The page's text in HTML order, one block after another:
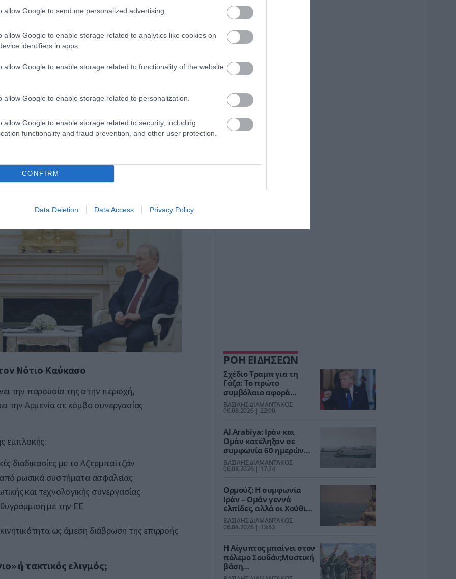
allow Google to send me personalized advertising.
allow Google to enable storage related to analytics like cookies on
identifiers in apps.
allow Google to enable storage related to functionality of the website
allow Google to enable storage related to personalization.
allow Google to enable storage related to security, including
functionality and fraud prevention, and other user protection.
CONFIRM
Data Deletion Data Access Privacy Policy
έχει βαθιές ρίζες. Η αποτυχία της
αξιόπιστος εγγυητής ασφάλειας στον πόλεμο
συνδυασμό με την ενίσχυση των σχέσεων
Ένωση, έχει οδηγήσει σε ραγδαία
της πορείας.
πλέον προς μια σταδιακή απεξάρτηση
σε ευρωπαϊκές δομές ασφάλειας και
μετατόπιση αυτή δεν είναι απλώς
αναδιάταξη ενός κράτους που επί
του ρωσικού γεωπολιτικού “μαλακού
Νότιο Καύκασο
την παρουσία της στην περιοχή,
την Αρμενία σε κόμβο συνεργασίας
εμπλοκής:
διαδικασίες με το Αζερμπαϊτζάν
ρωσικά συστήματα ασφαλείας
και τεχνολογικής συνεργασίας
με την ΕΕ
ως άμεση διάβρωση της επιρροής
ή τακτικός ελιγμός;
ΡΟΗ ΕΙΔΗΣΕΩΝ
Σχέδιο Τραμπ για τη
Γάζα: Το πρώτο
συμβόλαιο αφορά
στρατιωτική βάση και
όχι ανοικοδόμηση
ΒΑΣΙΛΗΣ ΔΙΑΜΑΝΤΑΚΟΣ
06.08.2026 | 22:00
Al Arabiya: Ιράν και
Ομάν κατέληξαν σε
συμφωνία 60 ημερών
για τα Στενά του Ορμούζ
ΒΑΣΙΛΗΣ ΔΙΑΜΑΝΤΑΚΟΣ
06.08.2026 | 17:24
Ορμούζ: Η συμφωνία
Ιράν – Ομάν γεννά
ελπίδες, αλλά οι Χούθι
μεταφέρουν την κρίση
στην Ερυθρά Θάλασσα
ΒΑΣΙΛΗΣ ΔΙΑΜΑΝΤΑΚΟΣ
06.08.2026 | 13:53
Η Αίγυπτος μπαίνει στον
πόλεμο Σουδάν;Μυστική
βάση
drones,επιχειρήσεις